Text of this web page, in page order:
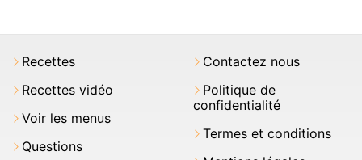
Recettes
Recettes vidéo
Voir les menus
Questions
Contactez nous
Politique de
confidentialité
Termes et conditions